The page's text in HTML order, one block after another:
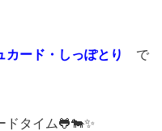
カード・ しっぽとり
で
ドタイム🐸🐄✨